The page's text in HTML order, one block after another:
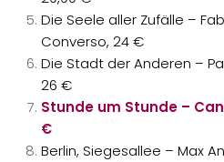
Die Seele aller Zufälle –
Converso, 24 €
Die Stadt der Anderen –
26 €
Stunde um Stunde –
€
Berlin, Siegesallee – Max